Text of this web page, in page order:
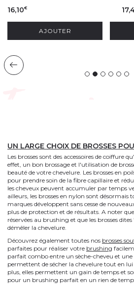
16,10€
AJOUTER
UN LARGE CHOIX DE BROSSES
Les brosses sont des accessoires de coiffure
effet, un bon brossage et l'utilisation de
beauté de votre chevelure. Les brosses en
pour prendre soin de la fibre capillaire et
les cheveux peuvent accumuler par temps
ailleurs, les brosses en nylon sont désormais
marques développent sans cesse de
plus de protection et de résultats. A noter
réservées au brushing et que les brosses
démêler la chevelure.
Découvrez également toutes nos brosses
parfaites pour réaliser votre brushing
parfait combo entre un sèche-cheveu et une
permettent de sécher la chevelure tout en
plus, elles permettent un gain de temps et
pour un brushing parfait en un rien de